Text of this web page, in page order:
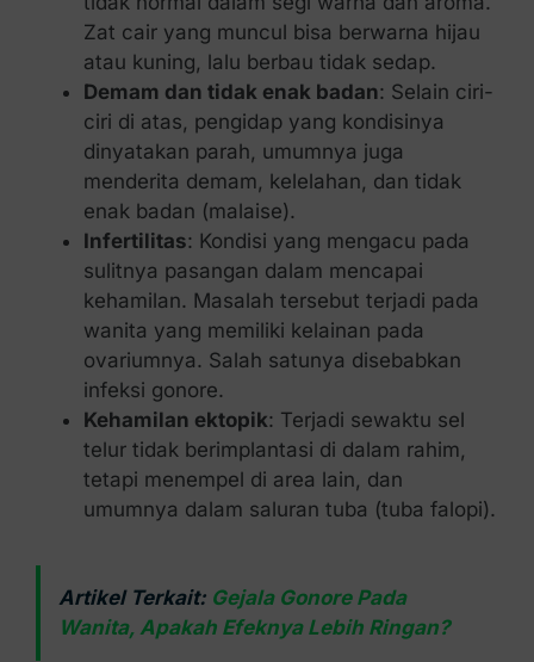
Zat cair yang muncul bisa berwarna hijau
atau kuning, lalu berbau tidak sedap.
Demam dan tidak enak badan: Selain ciri-
ciri di atas, pengidap yang kondisinya
dinyatakan parah, umumnya juga
menderita demam, kelelahan, dan tidak
enak badan (malaise).
Infertilitas: Kondisi yang mengacu pada
sulitnya pasangan dalam mencapai
kehamilan. Masalah tersebut terjadi pada
wanita yang memiliki kelainan pada
ovariumnya. Salah satunya disebabkan
infeksi gonore.
Kehamilan ektopik: Terjadi sewaktu sel
telur tidak berimplantasi di dalam rahim,
tetapi menempel di area lain, dan
umumnya dalam saluran tuba (tuba falopi).
Artikel Terkait: Gejala Gonore Pada
Wanita, Apakah Efeknya Lebih Ringan?